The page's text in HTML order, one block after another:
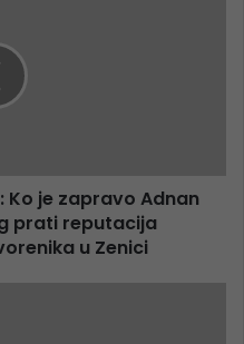
Ko je zapravo Adnan
prati reputacija
u Zenici